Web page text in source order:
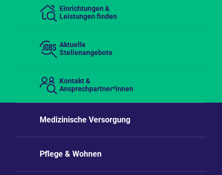
Einrichtungen &
Leistungen finden
Aktuelle
Stellenangebote
Kontakt &
Ansprechpartner*innen
Medizinische Versorgung
Pflege & Wohnen